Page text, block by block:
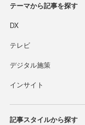
テーマから記事を探す
DX
テレビ
デジタル施策
インサイト
記事スタイルから探す